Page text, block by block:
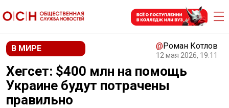
В МИРЕ @Роман Котлов
12 мая 2026, 19:11
Хегсет: $400 млн на помощь
Украине будут потрачены
правильно